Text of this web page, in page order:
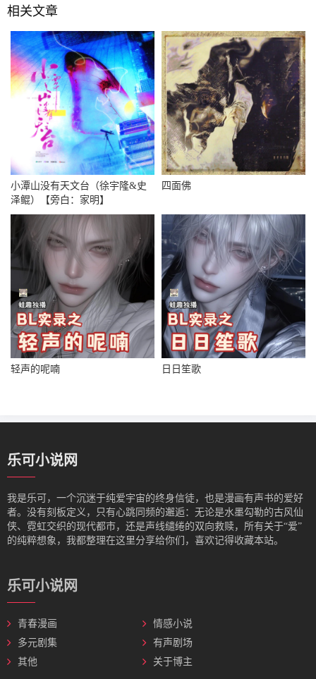
相关文章
小潭山没有天文台（徐宇隆&史
泽鲲）【旁白：家明】
四面佛
轻声的呢喃 日日笙歌
乐可小说网
我是‌乐可，一个沉迷于纯爱宇宙的终身信徒，也是漫画有声书的爱好
者。没有刻板定义，只有心跳同频的邂逅：无论是水墨勾勒的古风仙
侠、霓虹交织的现代都市，还是声线缱绻的双向救赎，所有关于“爱”
的纯粹想象，我都整理在这里分享给你们，喜欢记得收藏本站。
乐可小说网
青春漫画
情感小说
多元剧集
有声剧场
其他
关于博主